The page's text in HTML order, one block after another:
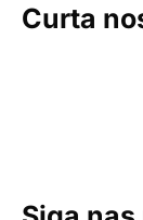
Curta